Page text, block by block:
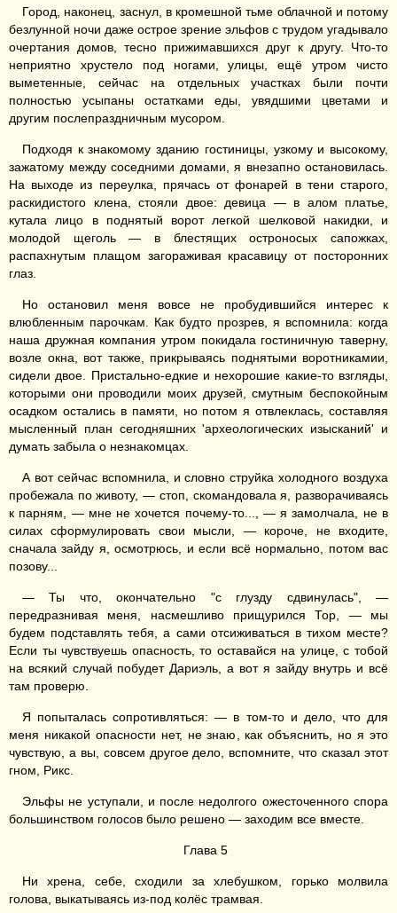
Город, наконец, заснул, в кромешной тьме облачной и потому
безлунной ночи даже острое зрение эльфов с трудом угадывало
очертания домов, тесно прижимавшихся друг к другу. Что-то
неприятно хрустело под ногами, улицы, ещё утром чисто
выметенные, сейчас на отдельных участках были почти
полностью усыпаны остатками еды, увядшими цветами и
другим послепраздничным мусором.
Подходя к знакомому зданию гостиницы, узкому и высокому,
зажатому между соседними домами, я внезапно остановилась.
На выходе из переулка, прячась от фонарей в тени старого,
раскидистого клена, стояли двое: девица — в алом платье,
кутала лицо в поднятый ворот легкой шелковой накидки, и
молодой щеголь — в блестящих остроносых сапожках,
распахнутым плащом загораживая красавицу от посторонних
глаз.
Но остановил меня вовсе не пробудившийся интерес к
влюбленным парочкам. Как будто прозрев, я вспомнила: когда
наша дружная компания утром покидала гостиничную таверну,
возле окна, вот также, прикрываясь поднятыми воротникамии,
сидели двое. Пристально-едкие и нехорошие какие-то взгляды,
которыми они проводили моих друзей, смутным беспокойным
осадком остались в памяти, но потом я отвлеклась, составляя
мысленный план сегодняшних 'археологических изысканий' и
думать забыла о незнакомцах.
А вот сейчас вспомнила, и словно струйка холодного воздуха
пробежала по животу, — стоп, скомандовала я, разворачиваясь
к парням, — мне не хочется почему-то..., — я замолчала, не в
силах сформулировать свои мысли, — короче, не входите,
сначала зайду я, осмотрюсь, и если всё нормально, потом вас
позову...
— Ты что, окончательно "с глузду сдвинулась", —
передразнивая меня, насмешливо прищурился Тор, — мы
будем подставлять тебя, а сами отсиживаться в тихом месте?
Если ты чувствуешь опасность, то оставайся на улице, с тобой
на всякий случай побудет Дариэль, а вот я зайду внутрь и всё
там проверю.
Я попыталась сопротивляться: — в том-то и дело, что для
меня никакой опасности нет, не знаю, как объяснить, но я это
чувствую, а вы, совсем другое дело, вспомните, что сказал этот
гном, Рикс.
Эльфы не уступали, и после недолгого ожесточенного спора
большинством голосов было решено — заходим все вместе.
Глава 5
Ни хрена, себе, сходили за хлебушком, горько молвила
голова, выкатываясь из-под колёс трамвая.